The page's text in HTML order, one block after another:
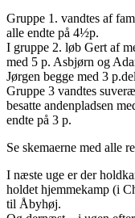
Gruppe 1. vandtes af
alle endte på 4½p.
I gruppe 2. løb Gert af
med 5 p. Asbjørn og
Jørgen begge med 3
Gruppe 3 vandtes
besatte andenpladsen
endte på 3 p.
Se skemaerne med alle
I næste uge er der
holdet hjemmekamp (i
til Åbyhøj.